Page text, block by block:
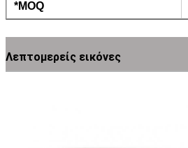
*MOQ
Λεπτομερείς εικόνες